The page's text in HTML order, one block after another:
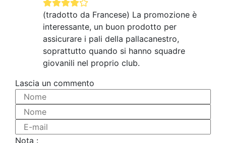
(tradotto da Francese) La promozione è
interessante, un buon prodotto per
assicurare i pali della pallacanestro,
soprattutto quando si hanno squadre
giovanili nel proprio club.
Lascia un commento
Nome
Nome
E-mail
Nota :